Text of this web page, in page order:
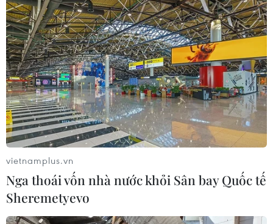
vietnamplus.vn
Nga thoái vốn nhà nước khỏi Sân bay Quốc tế
Sheremetyevo